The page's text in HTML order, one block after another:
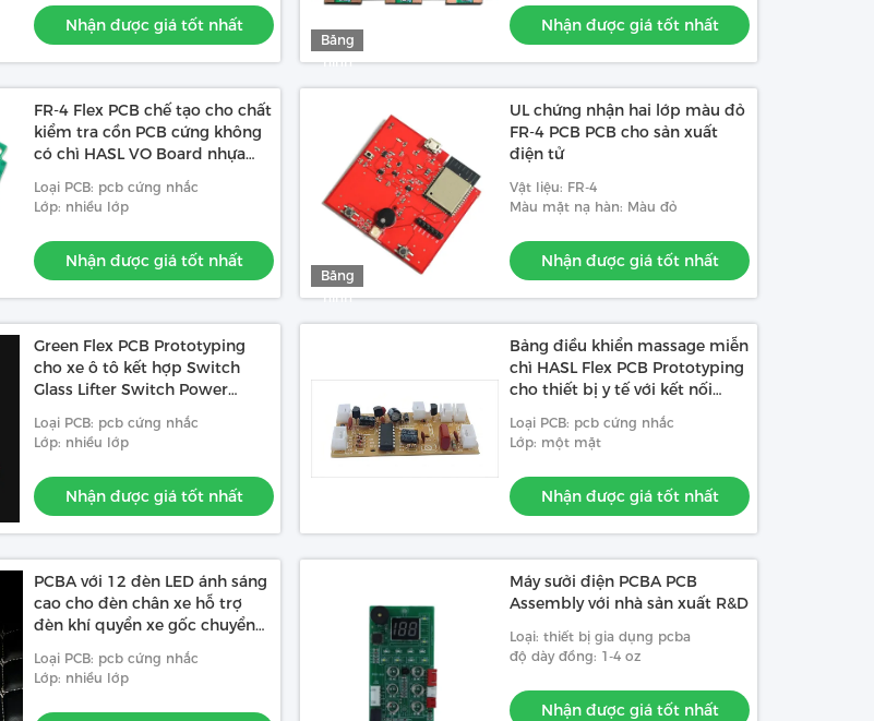
Nhận được giá tốt nhất
Băng
hình
Nhận được giá tốt nhất
FR-4 Flex PCB chế tạo cho chất
kiểm tra cồn PCB cứng không
có chì HASL VO Board nhựa
Loại PCB: pcb cứng nhắc
Lớp: nhiều lớp
Nhận được giá tốt nhất
Băng
hình
UL chứng nhận hai lớp màu đỏ
FR-4 PCB PCB cho sản xuất
điện tử
Vật liệu: FR-4
Màu mặt nạ hàn: Màu đỏ
Nhận được giá tốt nhất
Green Flex PCB Prototyping
cho xe ô tô kết hợp Switch
Glass Lifter Switch Power
Window Key Left Front Main
Drive Button
Loại PCB: pcb cứng nhắc
Lớp: nhiều lớp
Nhận được giá tốt nhất
Bảng điều khiển massage miễn
chì HASL Flex PCB Prototyping
cho thiết bị y tế với kết nối
Loại PCB: pcb cứng nhắc
Lớp: một mặt
Nhận được giá tốt nhất
PCBA với 12 đèn LED ánh sáng
cao cho đèn chân xe hỗ trợ
đèn khí quyển xe gốc chuyển
đổi màu sắc đồng bộ
Loại PCB: pcb cứng nhắc
Lớp: nhiều lớp
Máy sưởi điện PCBA PCB
Assembly với nhà sản xuất R&D
Loại: thiết bị gia dụng pcba
độ dày đồng: 1-4 oz
Nhận được giá tốt nhất